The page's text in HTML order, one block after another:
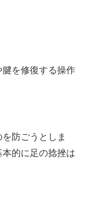
を修復する操作
防ごうとしま
的に足の捻挫は